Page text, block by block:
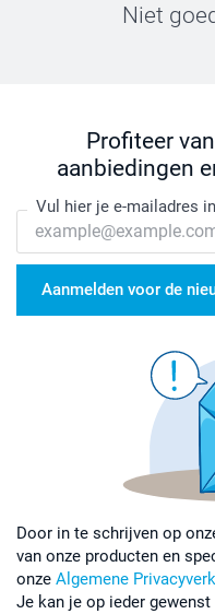
Niet
Profiteer
aanbiedingen
Vul hier je e-mailadres in
Aanmelden voor de
Door in te schrijven op
van onze producten en
onze Algemene
Je kan je op ieder